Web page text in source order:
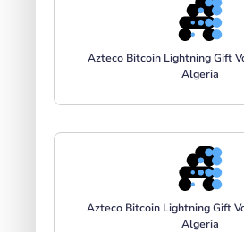
Azteco Bitcoin Lightning Gift
Algeria
Azteco Bitcoin Lightning Gift
Algeria